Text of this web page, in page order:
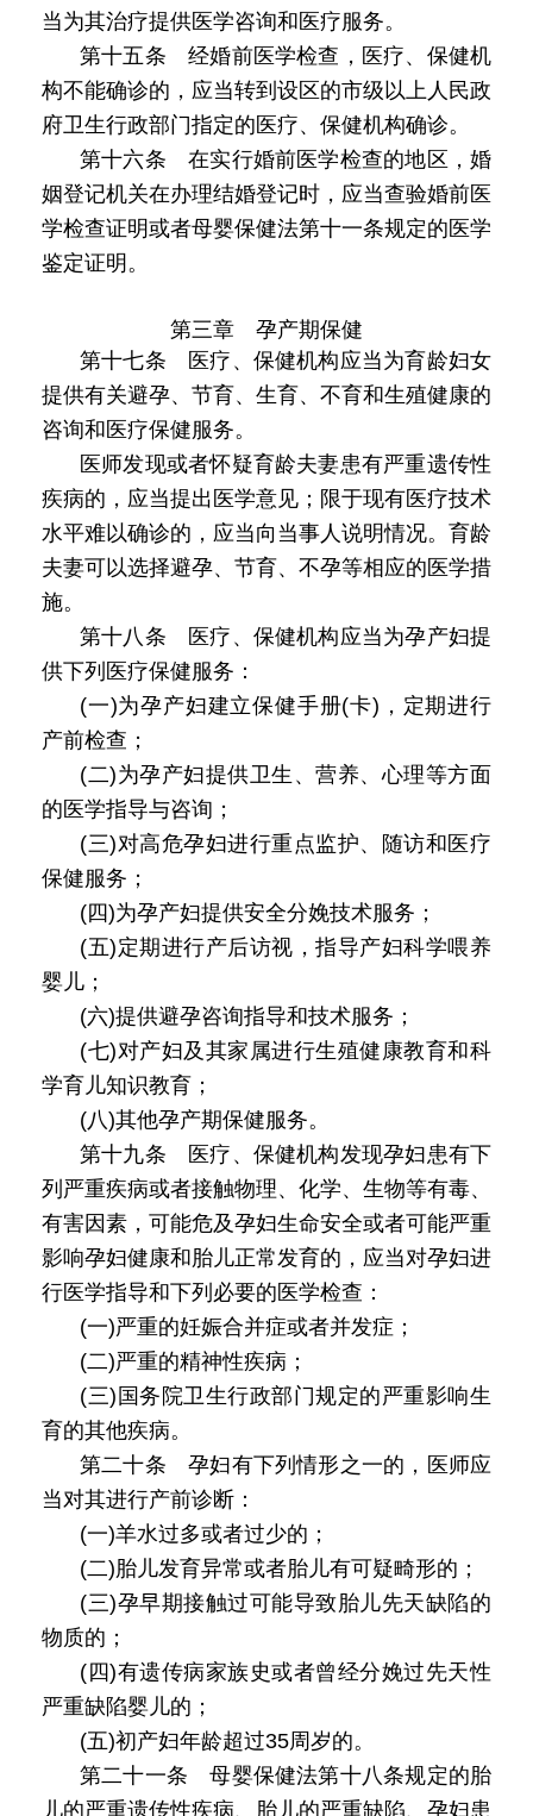
当为其治疗提供医学咨询和医疗服务。
第十五条 经婚前医学检查，医疗、保健机
构不能确诊的，应当转到设区的市级以上人民政
府卫生行政部门指定的医疗、保健机构确诊。
第十六条 在实行婚前医学检查的地区，婚
姻登记机关在办理结婚登记时，应当查验婚前医
学检查证明或者母婴保健法第十一条规定的医学
鉴定证明。
第三章 孕产期保健
第十七条 医疗、保健机构应当为育龄妇女
提供有关避孕、节育、生育、不育和生殖健康的
咨询和医疗保健服务。
医师发现或者怀疑育龄夫妻患有严重遗传性
疾病的，应当提出医学意见；限于现有医疗技术
水平难以确诊的，应当向当事人说明情况。育龄
夫妻可以选择避孕、节育、不孕等相应的医学措
施。
第十八条 医疗、保健机构应当为孕产妇提
供下列医疗保健服务：
(一)为孕产妇建立保健手册(卡)，定期进行
产前检查；
(二)为孕产妇提供卫生、营养、心理等方面
的医学指导与咨询；
(三)对高危孕妇进行重点监护、随访和医疗
保健服务；
(四)为孕产妇提供安全分娩技术服务；
(五)定期进行产后访视，指导产妇科学喂养
婴儿；
(六)提供避孕咨询指导和技术服务；
(七)对产妇及其家属进行生殖健康教育和科
学育儿知识教育；
(八)其他孕产期保健服务。
第十九条 医疗、保健机构发现孕妇患有下
列严重疾病或者接触物理、化学、生物等有毒、
有害因素，可能危及孕妇生命安全或者可能严重
影响孕妇健康和胎儿正常发育的，应当对孕妇进
行医学指导和下列必要的医学检查：
(一)严重的妊娠合并症或者并发症；
(二)严重的精神性疾病；
(三)国务院卫生行政部门规定的严重影响生
育的其他疾病。
第二十条 孕妇有下列情形之一的，医师应
当对其进行产前诊断：
(一)羊水过多或者过少的；
(二)胎儿发育异常或者胎儿有可疑畸形的；
(三)孕早期接触过可能导致胎儿先天缺陷的
物质的；
(四)有遗传病家族史或者曾经分娩过先天性
严重缺陷婴儿的；
(五)初产妇年龄超过35周岁的。
第二十一条 母婴保健法第十八条规定的胎
儿的严重遗传性疾病、胎儿的严重缺陷、孕妇患